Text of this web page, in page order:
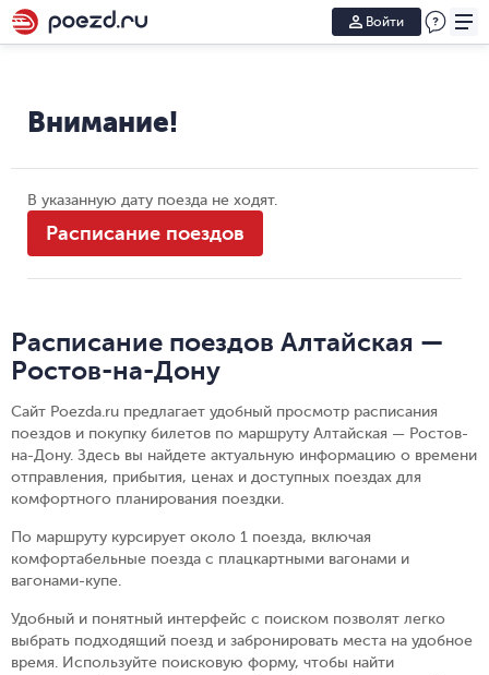
Войти
Внимание!
В указанную дату поезда не ходят.
Расписание поездов
Расписание поездов Алтайская —
Ростов-на-Дону
Сайт Poezda.ru предлагает удобный просмотр расписания
поездов и покупку билетов по маршруту Алтайская — Ростов-
на-Дону. Здесь вы найдете актуальную информацию о времени
отправления, прибытия, ценах и доступных поездах для
комфортного планирования поездки.
По маршруту курсирует около 1 поезда, включая
комфортабельные поезда с плацкартными вагонами и
вагонами-купе.
Удобный и понятный интерфейс с поиском позволят легко
выбрать подходящий поезд и забронировать места на удобное
время. Используйте поисковую форму, чтобы найти